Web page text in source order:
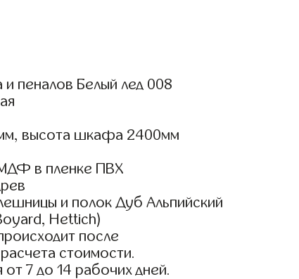
пеналов Белый лед 008
высота шкафа 2400мм
в пленке ПВХ
и полок Дуб Альпийский
Hettich)
после
стоимости.
7 до 14 рабочих дней.